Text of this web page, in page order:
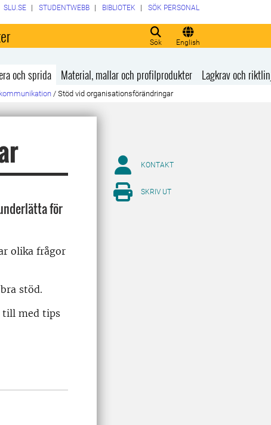
Sök English
SLU.SE STUDENTWEBB BIBLIOTEK SÖK PERSONAL
och sprida Material, mallar och profilprodukter Lagkrav och
/ Stöd vid organisationsförändringar
för
olika frågor
stöd.
till med tips
KONTAKT
SKRIV UT